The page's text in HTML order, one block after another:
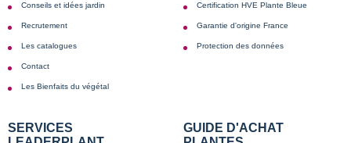
Conseils et idées jardin
Recrutement
Les catalogues
Contact
Les Bienfaits du végétal
Certification HVE Plante Bleue
Garantie d'origine France
Protection des données
SERVICES
GUIDE D'ACHAT